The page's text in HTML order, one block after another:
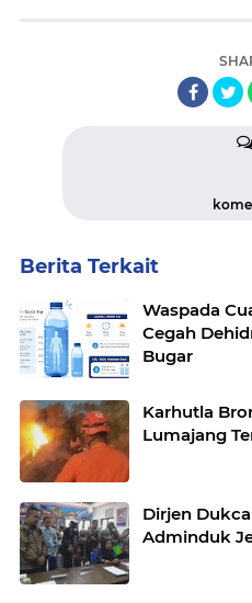
Berita Terkait
Waspada
Cegah
Bugar
Karhutla
Lumajang
Dirjen
Adminduk